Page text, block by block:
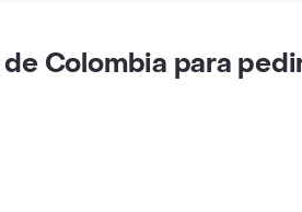
Colombia para